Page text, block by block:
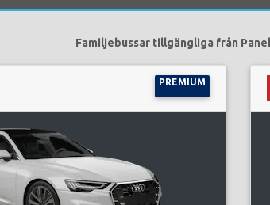
Familjebussar tillgängliga från
PREMIUM